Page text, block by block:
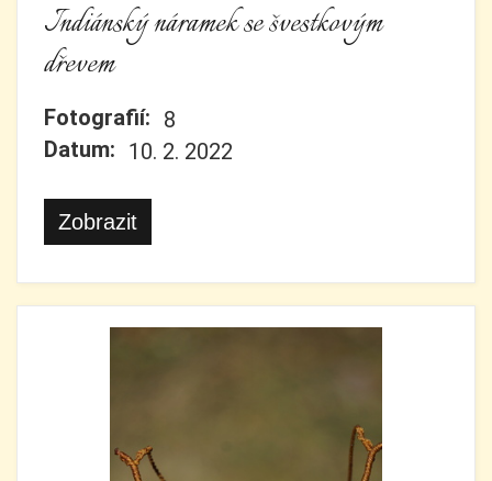
Indiánský náramek se švestkovým
dřevem
Fotografií: 8
Datum: 10. 2. 2022
Zobrazit